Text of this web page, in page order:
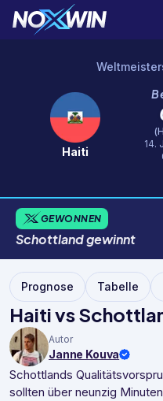
Haiti
14.
GEWONNEN
Schottlandgewinnt
Prognose Tabelle
Haiti vs
Autor
Janne Kouva
Schottlands
sollten über neunzig